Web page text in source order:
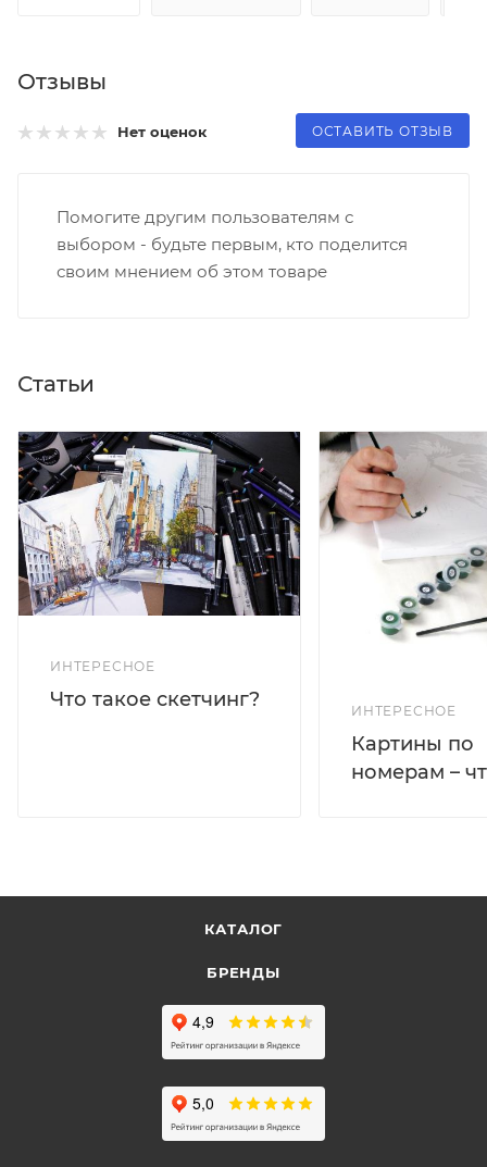
Отзывы
Нет оценок ОСТАВИТЬ ОТЗЫВ
Помогите другим пользователям с
выбором - будьте первым, кто поделится
своим мнением об этом товаре
Статьи
ИНТЕРЕСНОЕ
Что такое скетчинг?
ИНТЕРЕСНОЕ
Картины по
номерам –
КАТАЛОГ
БРЕНДЫ